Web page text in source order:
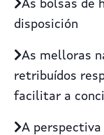
As bolsas de
disposición
As melloras
retribuídos
facilitar a
A perspectiva